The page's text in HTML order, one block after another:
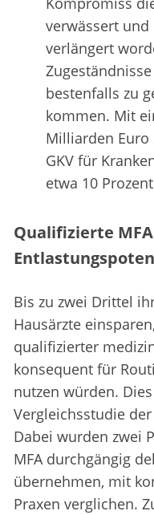
verwässert
verlängert
bestenfalls zu
kommen. Mit
Milliarden Euro
GKV für
etwa 10
Qualifizierte
Bis zu zwei Drittel
Hausärzte
qualifizierter
konsequent für
nutzen würden.
Vergleichsstudie
Dabei wurden zwei
MFA durchgängig
übernehmen, mit
Praxen verglichen.